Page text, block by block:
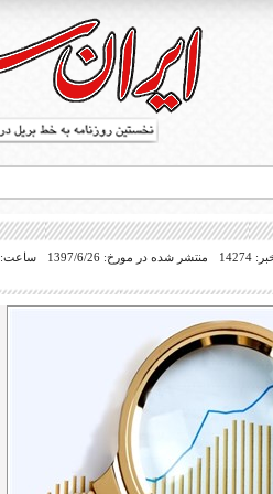
بریل در جهان
منتشر شده در مورخ: 1397/6/26 ساعت: 09:08